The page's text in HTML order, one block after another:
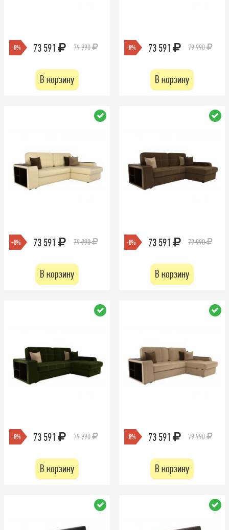
-8% 73 591 79 990
В корзину
-8% 73 591 79 990
В корзину
-8% 73 591 79 990
В корзину
-8% 73 591 79 990
В корзину
-8% 73 591 79 990
В корзину
-8% 73 591 79 990
В корзину